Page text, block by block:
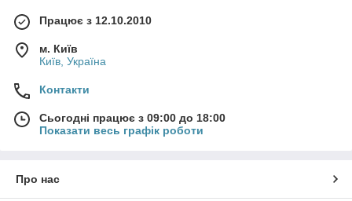
Працює з 12.10.2010
м. Київ
Київ, Україна
Контакти
Сьогодні працює з 09:00 до 18:00
Показати весь графік роботи
Про нас